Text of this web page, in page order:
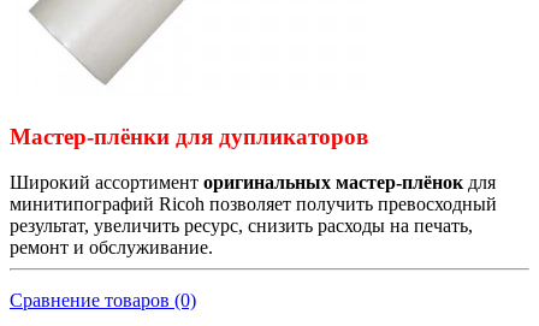
Мастер-плёнки для дупликаторов
Широкий ассортимент оригинальных мастер-плёнок для
минитипографий Ricoh позволяет получить превосходный
результат, увеличить ресурс, снизить расходы на печать,
ремонт и обслуживание.
Сравнение товаров (0)